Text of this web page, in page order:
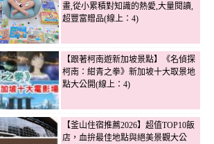
畫,從小累積對知識的熱愛,大量閱讀,
超豐富贈品(線上：4)
【跟著柯南遊新加坡景點】《名偵探
柯南：紺青之拳》新加坡十大取景地
點大公開(線上：4)
【釜山住宿推薦2026】超值TOP10飯
店，血拚最佳地點與絕美景觀大公